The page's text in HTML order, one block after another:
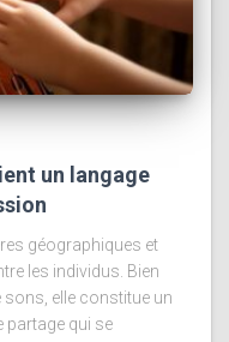
un langage
géographiques et
les individus. Bien
elle constitue un
partage qui se